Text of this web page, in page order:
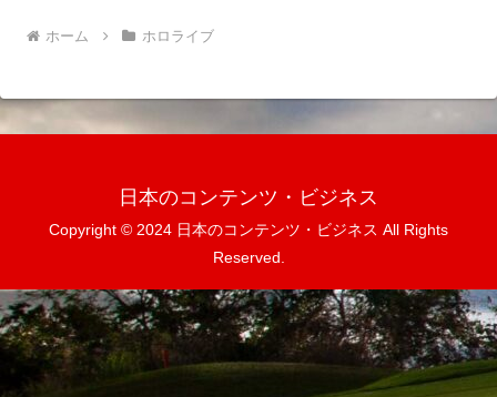
ホーム ホロライブ
日本のコンテンツ・ビジネス
Copyright © 2024 日本のコンテンツ・ビジネス All Rights
Reserved.